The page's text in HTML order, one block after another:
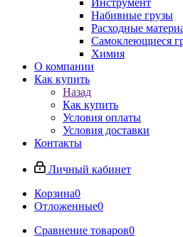
Инструмент
Набивные грузы
Расходные
Самоклеющиеся
Химия
О компании
Как купить
Назад
Как купить
Условия оплаты
Условия доставки
Контакты
Личный кабинет
Корзина0
Отложенные0
Сравнение товаров0